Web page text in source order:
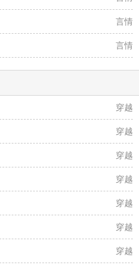
言情
言情
穿越
穿越
穿越
穿越
穿越
穿越
穿越